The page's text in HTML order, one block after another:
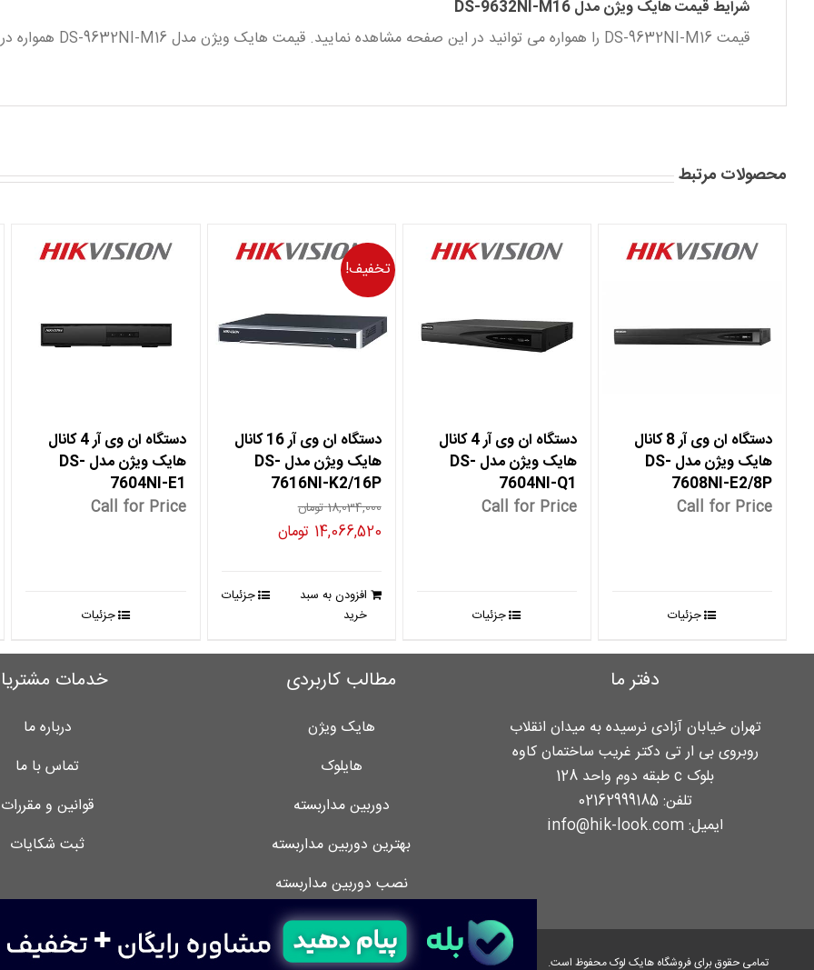
شرایط قیمت هایک ویژن مدل DS-9632NI-M16
قیمت DS-9632NI-M16 را همواره می توانید در این صفحه مشاهده نمایید. قیمت هایک ویژن مدل DS-9632NI-M16 همواره در هایک لوک بهترین قیمت موجود در بازار ایران است.
محصولات مرتبط
دستگاه ان وی آر 8 کانال
هایک ویژن مدل DS-
7608NI-E2/8P
Call for Price
جزئیات
دستگاه ان وی آر 4 کانال
هایک ویژن مدل DS-
7604NI-Q1
Call for Price
جزئیات
تخفیف!
دستگاه ان وی آر 16 کانال
هایک ویژن مدل DS-
7616NI-K2/16P
18,034,000تومان
قیمت
بود.
14,066,520 تومانقیمت
است.
افزودن به سبد
خرید
جزئیات
دستگاه ان وی آر 4 کانال
هایک ویژن مدل DS-
7604NI-E1
Call for Price
جزئیات
دفتر ما
تهران خیابان آزادی نرسیده به میدان انقلاب
روبروی بی ار تی دکتر غریب ساختمان کاوه
بلوک c طبقه دوم واحد 128
تلفن: 02162999185
ایمیل: info@hik-look.com
مطالب کاربردی
هایک ویژن
هایلوک
دوربین مداربسته
بهترین دوربین مداربسته
نصب دوربین مداربسته
خدمات
درباره ما
تماس با ما
قوانین و مقررات
ثبت شکایات
تمامی حقوق برای فروشگاه هایک لوک محفوظ است.